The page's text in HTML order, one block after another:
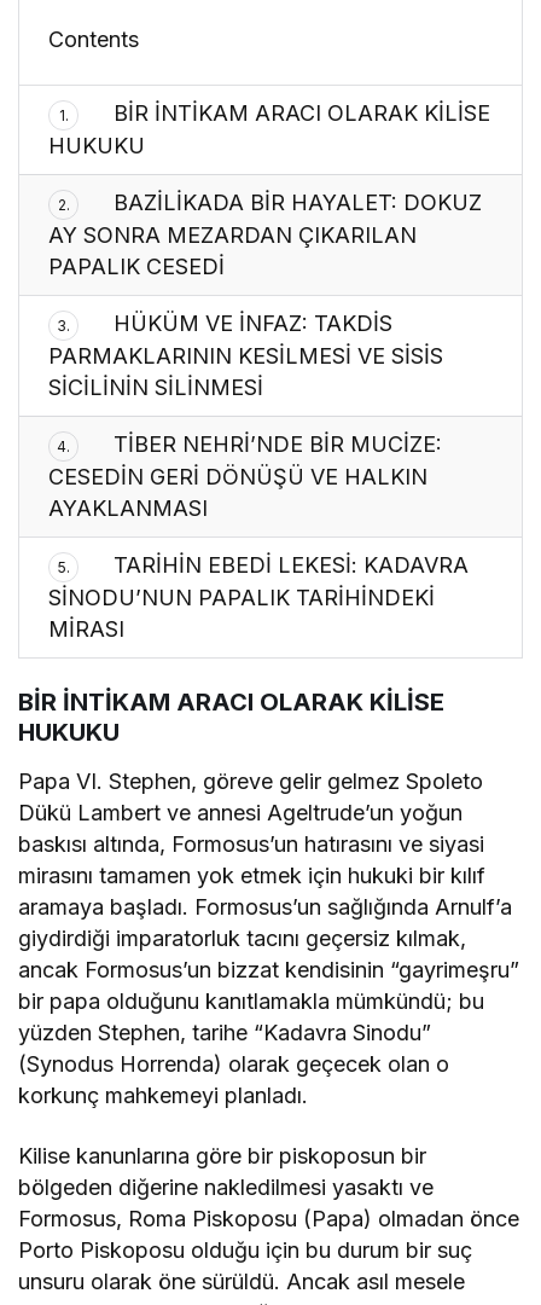
Contents
1.
BİR İNTİKAM ARACI OLARAK KİLİSE
HUKUKU
2.
BAZİLİKADA BİR HAYALET: DOKUZ
AY SONRA MEZARDAN ÇIKARILAN
PAPALIK CESEDİ
3.
HÜKÜM VE İNFAZ: TAKDİS
PARMAKLARININ KESİLMESİ VE SİSİS
SİCİLİNİN SİLİNMESİ
4.
TİBER NEHRİ’NDE BİR MUCİZE:
CESEDİN GERİ DÖNÜŞÜ VE HALKIN
AYAKLANMASI
5.
TARİHİN EBEDİ LEKESİ: KADAVRA
SİNODU’NUN PAPALIK TARİHİNDEKİ
MİRASI
BİR İNTİKAM ARACI OLARAK KİLİSE
HUKUKU
Papa VI. Stephen, göreve gelir gelmez Spoleto
Dükü Lambert ve annesi Ageltrude’un yoğun
baskısı altında, Formosus’un hatırasını ve siyasi
mirasını tamamen yok etmek için hukuki bir kılıf
aramaya başladı. Formosus’un sağlığında Arnulf’a
giydirdiği imparatorluk tacını geçersiz kılmak,
ancak Formosus’un bizzat kendisinin “gayrimeşru”
bir papa olduğunu kanıtlamakla mümkündü; bu
yüzden Stephen, tarihe “Kadavra Sinodu”
(Synodus Horrenda) olarak geçecek olan o
korkunç mahkemeyi planladı.
Kilise kanunlarına göre bir piskoposun bir
bölgeden diğerine nakledilmesi yasaktı ve
Formosus, Roma Piskoposu (Papa) olmadan önce
Porto Piskoposu olduğu için bu durum bir suç
unsuru olarak öne sürüldü. Ancak asıl mesele